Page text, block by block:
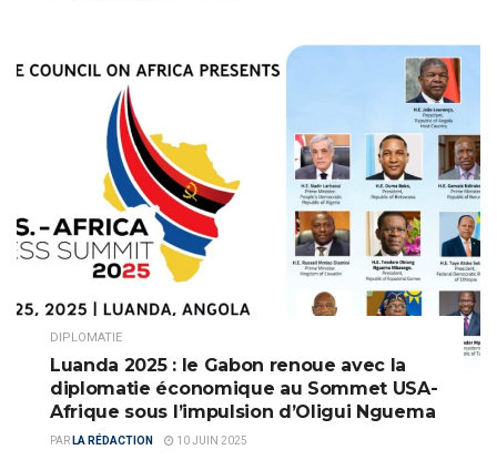
DIPLOMATIE
Luanda 2025 : le Gabon renoue avec la
diplomatie économique au Sommet USA-
Afrique sous l’impulsion d’Oligui Nguema
PAR LA RÉDACTION 10 JUIN 2025